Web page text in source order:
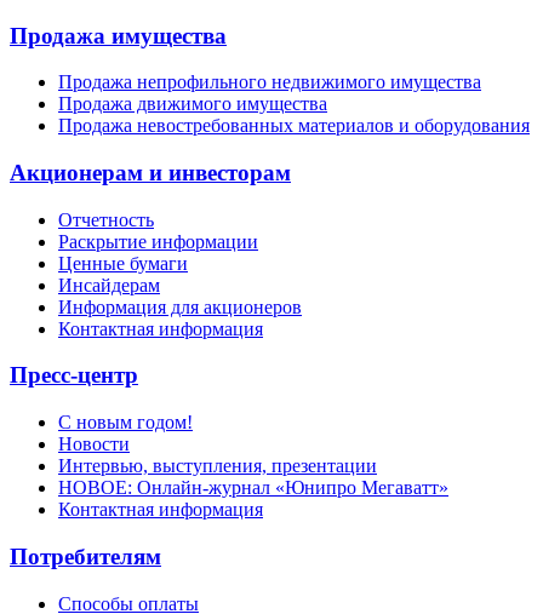
Продажа имущества
Продажа непрофильного недвижимого имущества
Продажа движимого имущества
Продажа невостребованных материалов и оборудования
Акционерам и инвесторам
Отчетность
Раскрытие информации
Ценные бумаги
Инсайдерам
Информация для акционеров
Контактная информация
Пресс-центр
С новым годом!
Новости
Интервью, выступления, презентации
НОВОЕ: Онлайн-журнал «Юнипро Мегаватт»
Контактная информация
Потребителям
Способы оплаты